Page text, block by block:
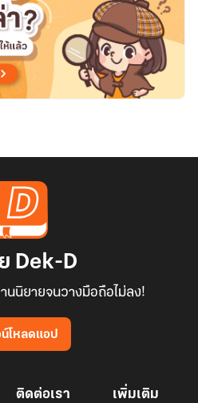
Dek-D
นิยายจนวางมือถือไม่ลง!
โหลดแอป
ติดต่อเรา เพิ่มเติม